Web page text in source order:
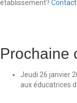
établissement?
Prochaine
Jeudi 26 janvier
aux éducatrices